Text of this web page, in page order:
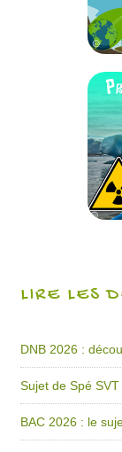
LIRE LES
DNB 2026 :
Sujet de Spé
BAC 2026 : le